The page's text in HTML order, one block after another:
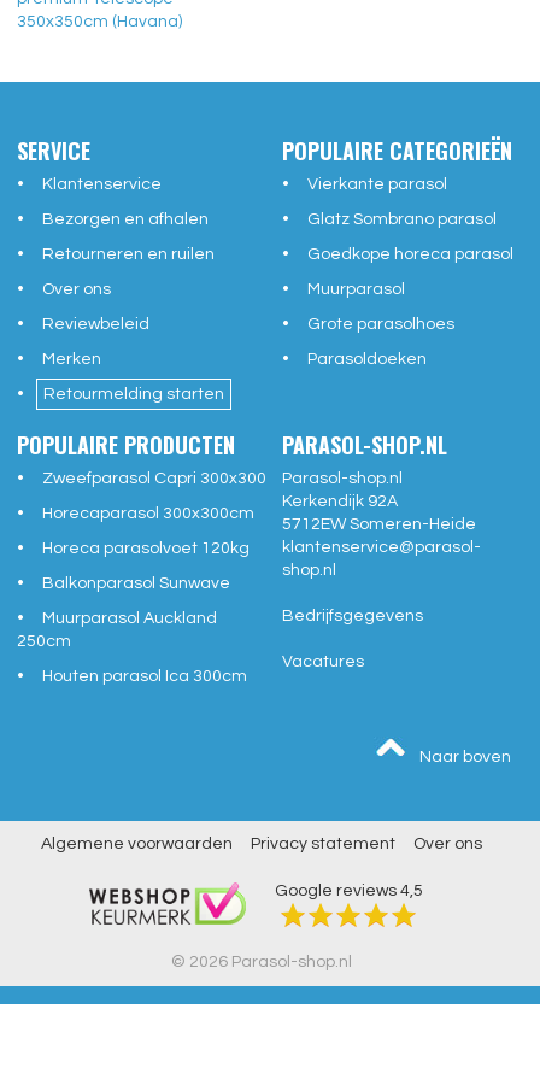
350x350cm (Havana)
SERVICE
Klantenservice
Bezorgen en afhalen
Retourneren en ruilen
Over ons
Reviewbeleid
Merken
Retourmelding starten
POPULAIRE CATEGORIEËN
Vierkante parasol
Glatz Sombrano parasol
Goedkope horeca parasol
Muurparasol
Grote parasolhoes
Parasoldoeken
POPULAIRE PRODUCTEN
Zweefparasol Capri 300x300
Horecaparasol 300x300cm
Horeca parasolvoet 120kg
Balkonparasol Sunwave
Muurparasol Auckland
250cm
Houten parasol Ica 300cm
PARASOL-SHOP.NL
Parasol-shop.nl
Kerkendijk 92A
5712EW Someren-Heide
klantenservice@parasol-
shop.nl
Bedrijfsgegevens
Vacatures
Naar boven
Algemene voorwaarden Privacy statement Over ons
Google reviews 4,5
© 2026 Parasol-shop.nl